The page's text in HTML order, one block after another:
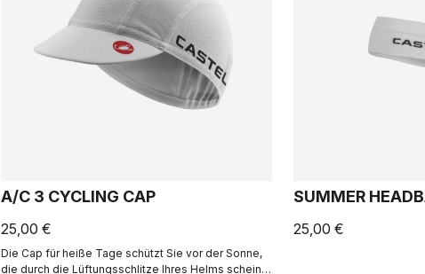
A/C 3 CYCLING CAP
25,00 €
Die Cap für heiße Tage schützt Sie vor der Sonne,
die durch die Lüftungsschlitze Ihres Helms scheint
SUMMER
25,00 €